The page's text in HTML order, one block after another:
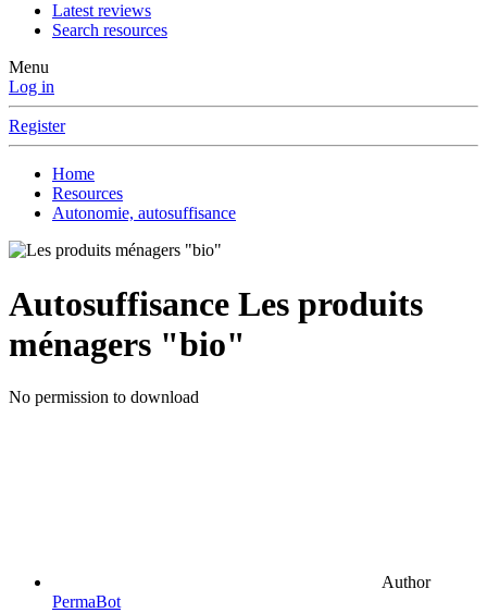
Latest reviews
Search resources
Menu
Log in
Register
Home
Resources
Autonomie, autosuffisance
Autosuffisance Les produits
ménagers "bio"
No permission to download
Author
PermaBot